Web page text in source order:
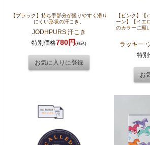
【ブラック】持ち手部分が握りやすく滑り
にくい形状の汗こき。
JODHPURS 汗こき
特別価格780円(税込)
【ピンク】【
ーン】【イエ
のカラーに願
ラッキー
特